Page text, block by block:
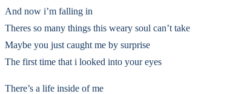
And now i’m falling in
Theres so many things this weary soul can’t take
Maybe you just caught me by surprise
The first time that i looked into your eyes
There’s a life inside of me